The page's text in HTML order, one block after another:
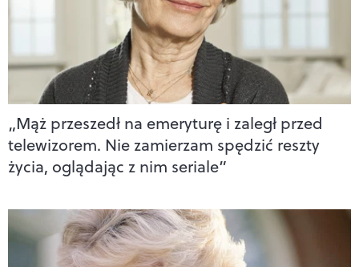
„Mąż przeszedł na emeryturę i zaległ przed
telewizorem. Nie zamierzam spędzić reszty
życia, oglądając z nim seriale”